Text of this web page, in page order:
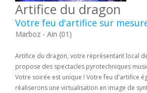
Artifice du dragon
Votre feu d'artifice sur
Marboz - Ain (01)
Artifice du dragon, votre représentant local
propose des spectacles pyrotechniques
Votre soirée est unique ! Votre feu d'artifice
réaliserons une virtualisation en image de